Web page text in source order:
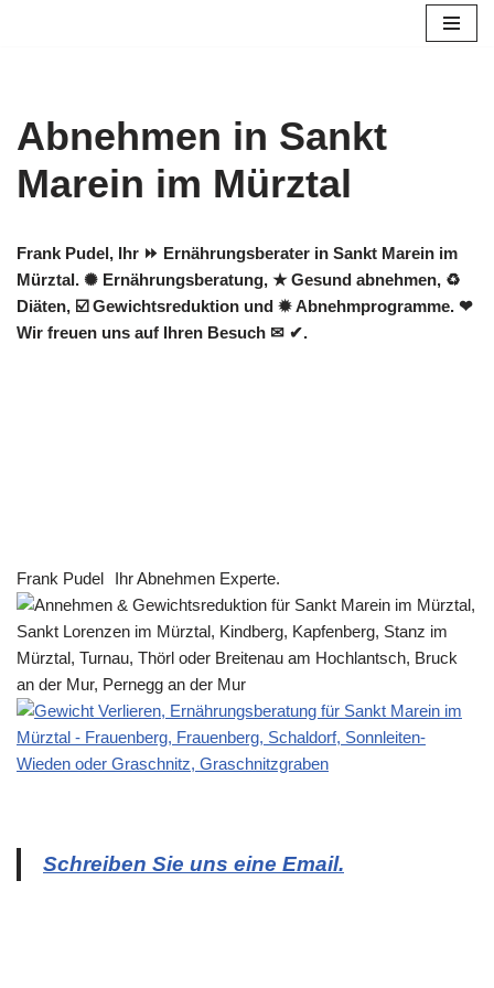
Abnehmen in Sankt
Marein im Mürztal
Frank Pudel, Ihr ⏩ Ernährungsberater in Sankt Marein im
Mürztal. ✺ Ernährungsberatung, ★ Gesund abnehmen, ♻
Diäten, ☑️ Gewichtsreduktion und ✹ Abnehmprogramme. ❤
Wir freuen uns auf Ihren Besuch ✉ ✔.
Frank Pudel Ihr Abnehmen Experte.
Schreiben Sie uns eine Email.